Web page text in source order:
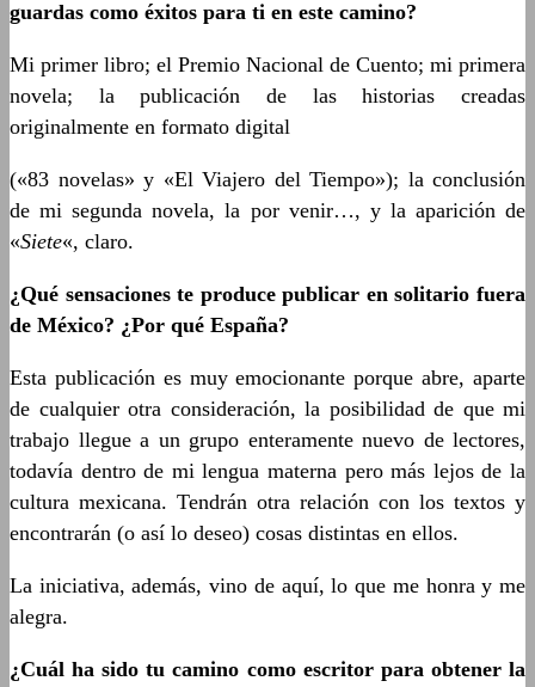
guardas como éxitos para ti en este camino?
Mi primer libro; el Premio Nacional de Cuento; mi primera
novela; la publicación de las historias creadas
originalmente en formato digital
(«83 novelas» y «El Viajero del Tiempo»); la conclusión
de mi segunda novela, la por venir…, y la aparición de
«Siete«, claro.
¿Qué sensaciones te produce publicar en solitario fuera
de México? ¿Por qué España?
Esta publicación es muy emocionante porque abre, aparte
de cualquier otra consideración, la posibilidad de que mi
trabajo llegue a un grupo enteramente nuevo de lectores,
todavía dentro de mi lengua materna pero más lejos de la
cultura mexicana. Tendrán otra relación con los textos y
encontrarán (o así lo deseo) cosas distintas en ellos.
La iniciativa, además, vino de aquí, lo que me honra y me
alegra.
¿Cuál ha sido tu camino como escritor para obtener la